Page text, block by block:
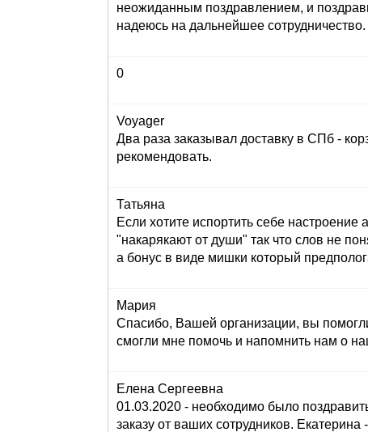
неожиданным поздравлением, и
надеюсь на дальнейшее сотрудничество.
0
Voyager
Два раза заказывал доставку в СПб -
рекомендовать.
Татьяна
Если хотите испортить себе
"накарякают от души" так что слов не
а бонус в виде мишки который
Мария
Спасибо, Вашей организации, вы
смогли мне помочь и напомнить нам о
Елена Сергеевна
01.03.2020 - необходимо было
заказу от ваших сотрудников.